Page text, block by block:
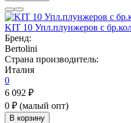
KIT 10 Упл.плунжеров с
Бренд:
Bertolini
Страна производитель:
Италия
0
6 092 ₽
0 ₽ (малый опт)
В корзину